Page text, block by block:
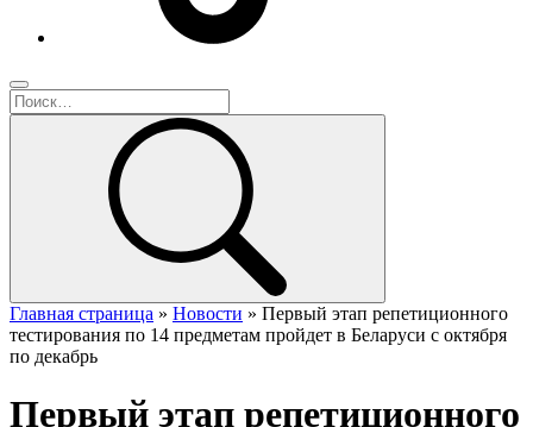
Главная страница » Новости » Первый этап репетиционного
тестирования по 14 предметам пройдет в Беларуси с октября
по декабрь
Первый этап репетиционного